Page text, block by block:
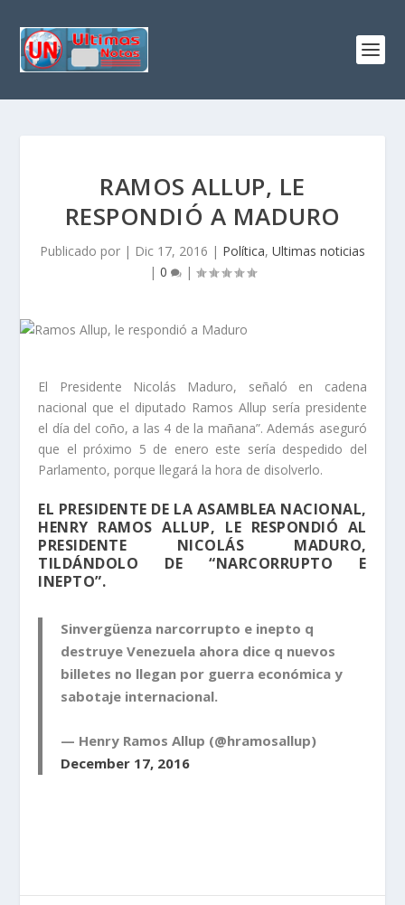
RAMOS ALLUP, LE
RESPONDIÓ A MADURO
Publicado por | Dic 17, 2016 | Política, Ultimas noticias
| 0 |
El Presidente Nicolás Maduro, señaló en cadena
nacional que el diputado Ramos Allup sería presidente
el día del coño, a las 4 de la mañana”. Además aseguró
que el próximo 5 de enero este sería despedido del
Parlamento, porque llegará la hora de disolverlo.
EL PRESIDENTE DE LA ASAMBLEA NACIONAL,
HENRY RAMOS ALLUP, LE RESPONDIÓ AL
PRESIDENTE NICOLÁS MADURO,
TILDÁNDOLO DE “NARCORRUPTO E
INEPTO”.
Sinvergüenza narcorrupto e inepto q
destruye Venezuela ahora dice q nuevos
billetes no llegan por guerra económica y
sabotaje internacional.
— Henry Ramos Allup (@hramosallup)
December 17, 2016